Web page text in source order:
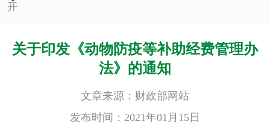
开
关于印发《动物防疫等补助经费管理办
法》的通知
文章来源：财政部网站
发布时间：2021年01月15日